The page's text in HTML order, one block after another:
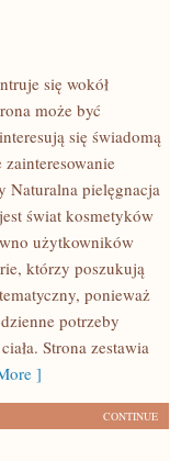
się wokół
może być
się świadomą
Naturalna pielęgnacja
świat kosmetyków
użytkowników
którzy poszukują
ponieważ
potrzeby
Strona zestawia
]
CONTINUE